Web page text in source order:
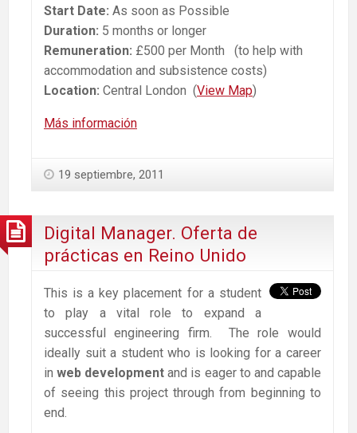
Start Date: As soon as Possible
Duration: 5 months or longer
Remuneration: £500 per Month (to help with
accommodation and subsistence costs)
Location: Central London (View Map)
Más información
19 septiembre, 2011
Digital Manager. Oferta de
prácticas en Reino Unido
This is a key placement for a student
to play a vital role to expand a
successful engineering firm. The role would
ideally suit a student who is looking for a career
inweb development and is eager to and capable
of seeing this project through from beginning to
end.